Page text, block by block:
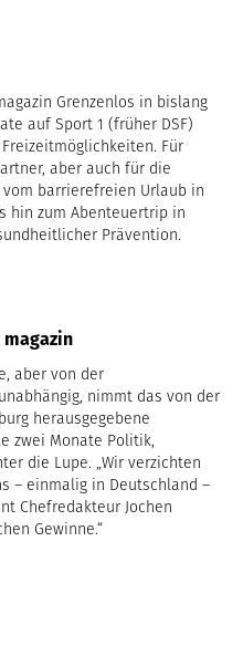
Grenzenlos in bislang
auf Sport 1 (früher DSF)
Für
aber auch für die
barrierefreien Urlaub in
hin zum Abenteuertrip in
Prävention.
aber von der
nimmt das von der
herausgegebene
zwei Monate Politik,
die Lupe. „Wir verzichten
– einmalig in Deutschland –
Chefredakteur Jochen
Gewinne.“